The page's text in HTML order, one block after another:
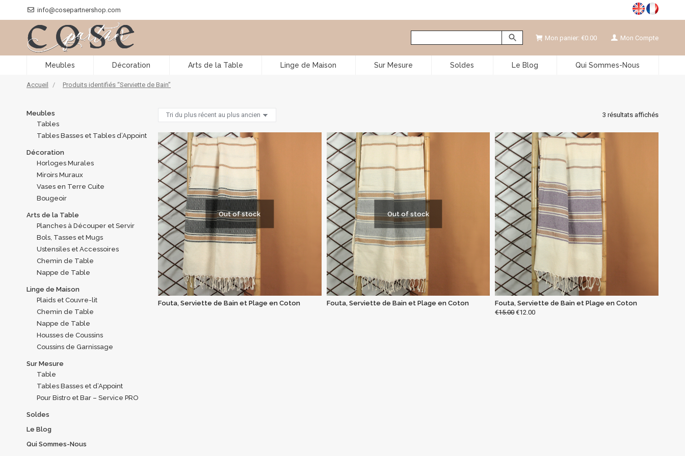
info@cosepartnershop.com
Mon panier: €0.00 Mon Compte
Meubles Décoration Arts de la Table Linge de Maison Sur Mesure Soldes Le Blog Qui Sommes-Nous
Vous êtes ici :
Accueil Produits identifiés “Serviette de Bain”
3 résultats affichés
Out of stock
Fouta, Serviette de Bain et Plage en Coton
Out of stock
Fouta, Serviette de Bain et Plage en Coton
Fouta, Serviette de Bain et Plage en Coton
€15.00 €12.00
Meubles
Tables
Tables Basses et Tables d’Appoint
Décoration
Horloges Murales
Miroirs Muraux
Vases en Terre Cuite
Bougeoir
Arts de la Table
Planches à Découper et Servir
Bols, Tasses et Mugs
Ustensiles et Accessoires
Chemin de Table
Nappe de Table
Linge de Maison
Plaids et Couvre-lit
Chemin de Table
Nappe de Table
Housses de Coussins
Coussins de Garnissage
Sur Mesure
Table
Tables Basses et d’Appoint
Pour Bistro et Bar – Service PRO
Soldes
Le Blog
Qui Sommes-Nous